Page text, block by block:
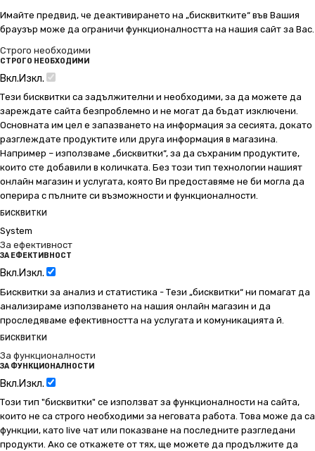
Имайте предвид, че деактивирането на „бисквитките“ във Вашия
браузър може да ограничи функционалността на нашия сайт за Вас.
Строго необходими
СТРОГО НЕОБХОДИМИ
Вкл.Изкл.
Тези бисквитки са задължителни и необходими, за да можете да
зареждате сайта безпроблемно и не могат да бъдат изключени.
Основната им цел е запазването на информация за сесията, докато
разглеждате продуктите или друга информация в магазина.
Например – използваме „бисквитки“, за да съхраним продуктите,
които сте добавили в количката. Без този тип технологии нашият
онлайн магазин и услугата, която Ви предоставяме не би могла да
оперира с пълните си възможности и функционалности.
БИСКВИТКИ
System
За ефективност
ЗА ЕФЕКТИВНОСТ
Вкл.Изкл.
Бисквитки за анализ и статистика - Тези „бисквитки“ ни помагат да
анализираме използването на нашия онлайн магазин и да
проследяваме ефективността на услугата и комуникацията й.
БИСКВИТКИ
За функционалности
ЗА ФУНКЦИОНАЛНОСТИ
Вкл.Изкл.
Този тип "бисквитки" се използват за функционалности на сайта,
които не са строго необходими за неговата работа. Това може да са
функции, като live чат или показване на последните разгледани
продукти. Ако се откажете от тях, ще можете да продължите да